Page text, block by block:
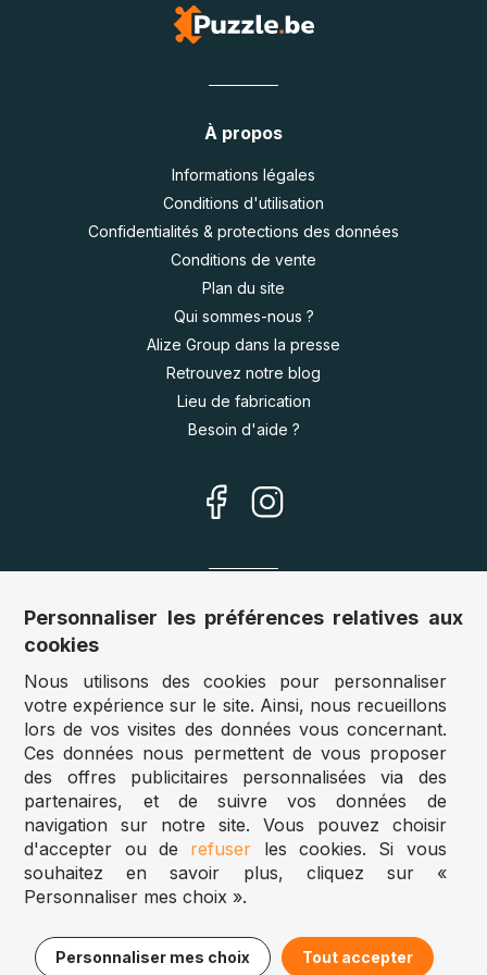
13,95€ Ajouter au panier
À propos
Informations légales
Conditions d'utilisation
Confidentialités & protections des données
Conditions de vente
Plan du site
Qui sommes-nous ?
Alize Group dans la presse
Retrouvez notre blog
Lieu de fabrication
Besoin d'aide ?
Nos sites
Autriche :www.puzzle.at
Belgique :www.puzzle.be
Royaume Uni :
www.jigsawpuzzle.co.uk
Accès revendeurs / détaillants
Vous avez un magasin ?
Vous souhaitez accéder à nos prix revendeurs ?
Puzzle.be 2025
Personnaliser les préférences relatives aux
cookies
Nous utilisons des cookies pour personnaliser
votre expérience sur le site. Ainsi, nous recueillons
lors de vos visites des données vous concernant.
Ces données nous permettent de vous proposer
des offres publicitaires personnalisées via des
partenaires, et de suivre vos données de
navigation sur notre site. Vous pouvez choisir
d'accepter ou de refuser les cookies. Si vous
souhaitez en savoir plus, cliquez sur «
Personnaliser mes choix ».
Personnaliser mes choix Tout accepter